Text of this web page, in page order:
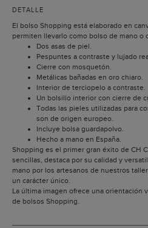
DETALLE
El bolso Shopping está elaborado en
permiten llevarlo como bolso de mano o
Dos asas de piel.
Pespuntes a contraste y lujado
Cierre con mosquetón.
Metálicas bañadas en oro chiaro.
Interior de terciopelo a contraste.
Un bolsillo interior con cierre de
Todas las pieles utilizadas para
son de origen europeo.
Incluye bolsa guardapolvo.
Hecho a mano en España.
Shopping es el primer gran éxito de CH
sencillas, destaca por su calidad y
mano por los artesanos de nuestros
un carácter único.
La última imagen ofrece una orientación
de bolsos Shopping.